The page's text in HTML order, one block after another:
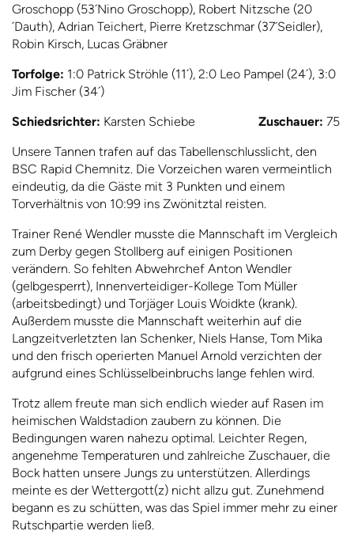
Groschopp (53´Nino Groschopp), Robert Nitzsche (20
´Dauth), Adrian Teichert, Pierre Kretzschmar (37´Seidler),
Robin Kirsch, Lucas Gräbner
Torfolge: 1:0 Patrick Ströhle (11´), 2:0 Leo Pampel (24´), 3:0
Jim Fischer (34´)
Schiedsrichter: Karsten Schiebe Zuschauer: 75
Unsere Tannen trafen auf das Tabellenschlusslicht, den
BSC Rapid Chemnitz. Die Vorzeichen waren vermeintlich
eindeutig, da die Gäste mit 3 Punkten und einem
Torverhältnis von 10:99 ins Zwönitztal reisten.
Trainer René Wendler musste die Mannschaft im Vergleich
zum Derby gegen Stollberg auf einigen Positionen
verändern. So fehlten Abwehrchef Anton Wendler
(gelbgesperrt), Innenverteidiger-Kollege Tom Müller
(arbeitsbedingt) und Torjäger Louis Woidkte (krank).
Außerdem musste die Mannschaft weiterhin auf die
Langzeitverletzten Ian Schenker, Niels Hanse, Tom Mika
und den frisch operierten Manuel Arnold verzichten der
aufgrund eines Schlüsselbeinbruchs lange fehlen wird.
Trotz allem freute man sich endlich wieder auf Rasen im
heimischen Waldstadion zaubern zu können. Die
Bedingungen waren nahezu optimal. Leichter Regen,
angenehme Temperaturen und zahlreiche Zuschauer, die
Bock hatten unsere Jungs zu unterstützen. Allerdings
meinte es der Wettergott(z) nicht allzu gut. Zunehmend
begann es zu schütten, was das Spiel immer mehr zu einer
Rutschpartie werden ließ.